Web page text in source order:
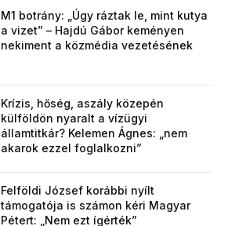
M1 botrány: „Úgy ráztak le, mint kutya
a vizet” – Hajdú Gábor keményen
nekiment a közmédia vezetésének
Krízis, hőség, aszály közepén
külföldön nyaralt a vízügyi
államtitkár? Kelemen Ágnes: „nem
akarok ezzel foglalkozni”
Felföldi József korábbi nyílt
támogatója is számon kéri Magyar
Pétert: „Nem ezt ígérték”